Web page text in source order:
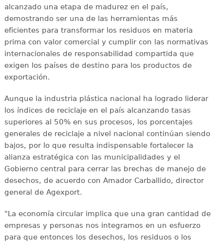
alcanzado una etapa de madurez en el país,
demostrando ser una de las herramientas más
eficientes para transformar los residuos en materia
prima con valor comercial y cumplir con las normativas
internacionales de responsabilidad compartida que
exigen los países de destino para los productos de
exportación.
Aunque la industria plástica nacional ha logrado liderar
los índices de reciclaje en el país alcanzando tasas
superiores al 50% en sus procesos, los porcentajes
generales de reciclaje a nivel nacional continúan siendo
bajos, por lo que resulta indispensable fortalecer la
alianza estratégica con las municipalidades y el
Gobierno central para cerrar las brechas de manejo de
desechos, de acuerdo con Amador Carballido, director
general de Agexport.
"La economía circular implica que una gran cantidad de
empresas y personas nos integramos en un esfuerzo
para que entonces los desechos, los residuos o los